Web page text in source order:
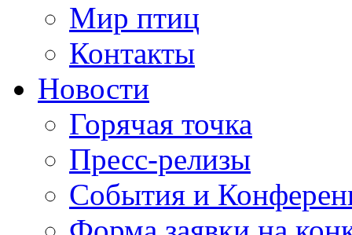
Мир птиц
Контакты
Новости
Горячая точка
Пресс-релизы
События и